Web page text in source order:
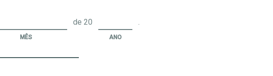
MÊS
de 20
ANO